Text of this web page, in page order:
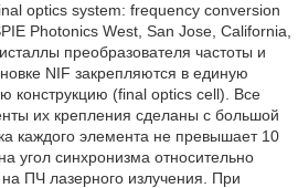
optics system: frequency conversion
Photonics West, San Jose, California,
преобразователя частоты и
NIF закрепляются в единую
конструкцию (final optics cell). Все
их крепления сделаны с большой
каждого элемента не превышает 10
угол синхронизма относительно
ПЧ лазерного излучения. При